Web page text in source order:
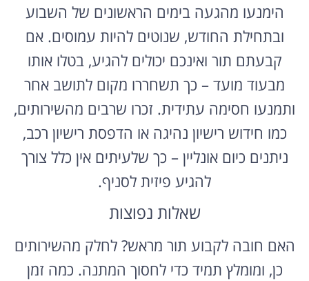
הימנעו מהגעה בימים הראשונים של השבוע
ובתחילת החודש, שנוטים להיות עמוסים. אם
קבעתם תור ואינכם יכולים להגיע, בטלו אותו
מבעוד מועד – כך תשחררו מקום לתושב אחר
ותמנעו חסימה עתידית. זכרו שרבים מהשירותים,
כמו חידוש רישיון נהיגה או הדפסת רישיון רכב,
ניתנים כיום אונליין – כך שלעיתים אין כלל צורך
להגיע פיזית לסניף.
שאלות נפוצות
האם חובה לקבוע תור מראש? לחלק מהשירותים
כן, ומומלץ תמיד כדי לחסוך המתנה. כמה זמן